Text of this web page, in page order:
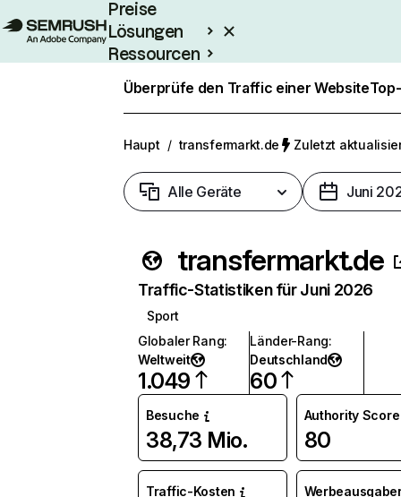
Preise
Lösungen
Ressourcen
Enterprise
Überprüfe den Traffic einer Website
Haupt / transfermarkt.de Zuletzt
Alle Geräte Juni
transfermarkt.de
Traffic-Statistiken für Juni 2026
Sport
Globaler Rang:
Weltweit
1.049
Länder-Rang:
Deutschland
60
Besuche
38,73 Mio.
Authority Score
80
Traffic-Kosten